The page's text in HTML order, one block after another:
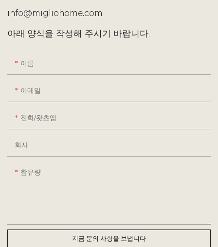
info@migliohome.com
아래 양식을 작성해 주시기 바랍니다.
이름
이메일
전화/왓츠앱
회사
함유량
지금 문의 사항을 보냅니다